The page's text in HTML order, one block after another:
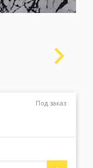
Под заказ